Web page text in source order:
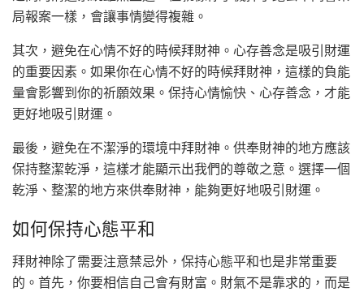
局報案一樣，會讓事情變得複雜。
其次，避免在心情不好的時候拜財神。心存善念是吸引財運
的重要因素。如果你在心情不好的時候拜財神，這樣的負能
量會影響到你的祈願效果。保持心情愉快、心存善念，才能
更好地吸引財運。
最後，避免在不潔淨的環境中拜財神。供奉財神的地方應該
保持整潔乾淨，這樣才能顯示出我們的尊敬之意。選擇一個
乾淨、整潔的地方來供奉財神，能夠更好地吸引財運。
如何保持心態平和
拜財神除了需要注意禁忌外，保持心態平和也是非常重要
的。首先，你要相信自己會有財富。財氣不是靠求的，而是